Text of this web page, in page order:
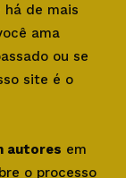
de mais
ama
ou se
site é o
autores em
o processo